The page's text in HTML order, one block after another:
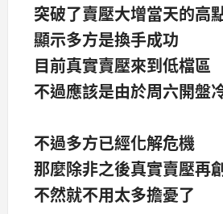
突破了賣壓大增當天的高
顯示多方是換手成功
目前真實賣壓來到低檔區
不過應該是由於周六開盤
不過多方已經化解危機
那麼除非之後真實賣壓再
不然就不用太多擔憂了